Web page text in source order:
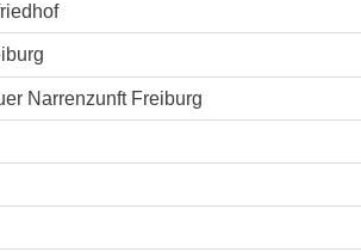
Narrenzunft Freiburg